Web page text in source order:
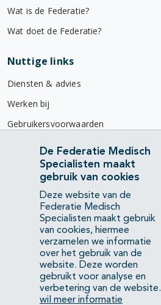
Wat is de Federatie?
Wat doet de Federatie?
Nuttige links
Diensten & advies
Werken bij
Gebruikersvoorwaarden
Privacyverklaring
Contact
Mercatorlaan 1200
3528 BL Utrecht
(088) 505 34 34
info@richtlijnendatabase.nl
YouTubeLinkedIn
De Federatie Medisch
Specialisten maakt
gebruik van cookies
Deze website van de
Federatie Medisch
Specialisten maakt gebruik
van cookies, hiermee
verzamelen we informatie
over het gebruik van de
website. Deze worden
gebruikt voor analyse en
verbetering van de website.
wil meer informatie